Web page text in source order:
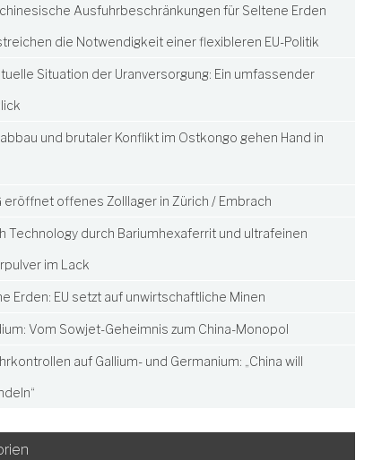
Ausfuhrbeschränkungen für Seltene Erden
die Notwendigkeit einer flexibleren EU-Politik
Situation der Uranversorgung: Ein umfassender
und brutaler Konflikt im Ostkongo gehen Hand in
eröffnet offenes Zolllager in Zürich / Embrach
Technology durch Bariumhexaferrit und ultrafeinen
im Lack
Erden: EU setzt auf unwirtschaftliche Minen
Vom Sowjet-Geheimnis zum China-Monopol
auf Gallium- und Germanium: „China will